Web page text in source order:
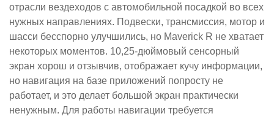
отрасли вездеходов с автомобильной посадкой во всех
нужных направлениях. Подвески, трансмиссия, мотор и
шасси бесспорно улучшились, но Maverick R не хватает
некоторых моментов. 10,25-дюймовый сенсорный
экран хорош и отзывчив, отображает кучу информации,
но навигация на базе приложений попросту не
работает, и это делает большой экран практически
ненужным. Для работы навигации требуется